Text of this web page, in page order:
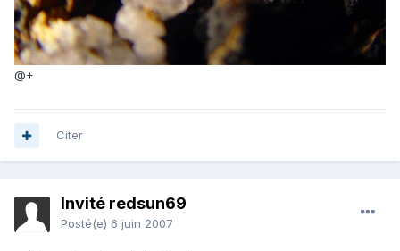
@+
Citer
Invité redsun69
Posté(e) 6 juin 2007